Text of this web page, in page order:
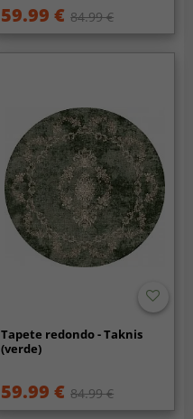
59.99 € 84.99 €
Tapete redondo - Taknis
(verde)
59.99 € 84.99 €